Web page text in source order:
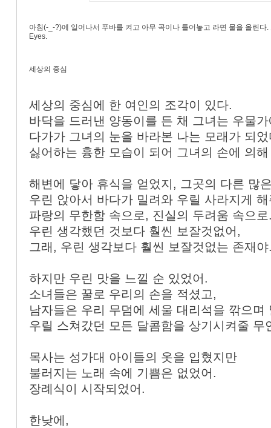
아침(-_-?)에 일어나서 푸바를 켜고 아무 곡이나 틀어놓고 라면 물을 올린
Eyes.
세상의 중심
세상의 중심에 한 여인의 조각이 있다.
바닥을 드러낸 양동이를 든 채 그녀는 우물
다가가 그녀의 눈을 바라본 나는 모래가 되었
싫어하는 흉한 모습이 되어 그녀의 손에 의
해변에 닿아 휴식을 얻었지, 그곳의 다른 많
우린 앉아서 바다가 밀려와 우릴 사라지게
파랑의 무한함 속으로, 진실의 두려움 속으로
우린 생각했던 것보다 훨씬 보잘것없어,
그래, 우린 생각보다 훨씬 보잘것없는 존재야
하지만 우린 맛을 느낄 순 있었어.
소녀들은 꿀로 우리의 손을 적셨고,
남자들은 우리 무덤에 세울 대리석을 깎으며
우릴 스쳐갔던 모든 달콤함을 상기시켜줄 무
목사는 성가대 아이들의 옷을 입혔지만
불러지는 노래 속에 기쁨은 없었어.
장례식이 시작되었어.
한낮에,